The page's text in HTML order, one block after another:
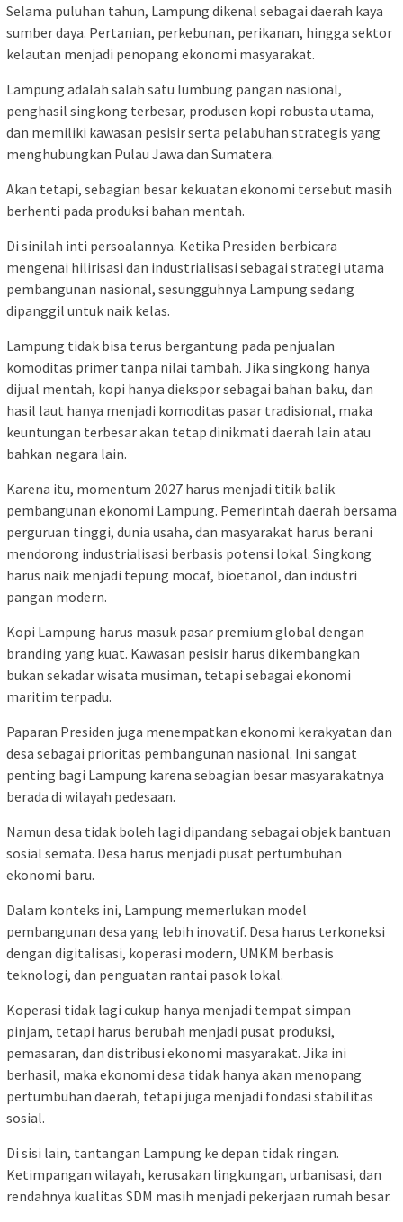
Selama puluhan tahun, Lampung dikenal sebagai daerah kaya
sumber daya. Pertanian, perkebunan, perikanan, hingga sektor
kelautan menjadi penopang ekonomi masyarakat.
Lampung adalah salah satu lumbung pangan nasional,
penghasil singkong terbesar, produsen kopi robusta utama,
dan memiliki kawasan pesisir serta pelabuhan strategis yang
menghubungkan Pulau Jawa dan Sumatera.
Akan tetapi, sebagian besar kekuatan ekonomi tersebut masih
berhenti pada produksi bahan mentah.
Di sinilah inti persoalannya. Ketika Presiden berbicara
mengenai hilirisasi dan industrialisasi sebagai strategi utama
pembangunan nasional, sesungguhnya Lampung sedang
dipanggil untuk naik kelas.
Lampung tidak bisa terus bergantung pada penjualan
komoditas primer tanpa nilai tambah. Jika singkong hanya
dijual mentah, kopi hanya diekspor sebagai bahan baku, dan
hasil laut hanya menjadi komoditas pasar tradisional, maka
keuntungan terbesar akan tetap dinikmati daerah lain atau
bahkan negara lain.
Karena itu, momentum 2027 harus menjadi titik balik
pembangunan ekonomi Lampung. Pemerintah daerah bersama
perguruan tinggi, dunia usaha, dan masyarakat harus berani
mendorong industrialisasi berbasis potensi lokal. Singkong
harus naik menjadi tepung mocaf, bioetanol, dan industri
pangan modern.
Kopi Lampung harus masuk pasar premium global dengan
branding yang kuat. Kawasan pesisir harus dikembangkan
bukan sekadar wisata musiman, tetapi sebagai ekonomi
maritim terpadu.
Paparan Presiden juga menempatkan ekonomi kerakyatan dan
desa sebagai prioritas pembangunan nasional. Ini sangat
penting bagi Lampung karena sebagian besar masyarakatnya
berada di wilayah pedesaan.
Namun desa tidak boleh lagi dipandang sebagai objek bantuan
sosial semata. Desa harus menjadi pusat pertumbuhan
ekonomi baru.
Dalam konteks ini, Lampung memerlukan model
pembangunan desa yang lebih inovatif. Desa harus terkoneksi
dengan digitalisasi, koperasi modern, UMKM berbasis
teknologi, dan penguatan rantai pasok lokal.
Koperasi tidak lagi cukup hanya menjadi tempat simpan
pinjam, tetapi harus berubah menjadi pusat produksi,
pemasaran, dan distribusi ekonomi masyarakat. Jika ini
berhasil, maka ekonomi desa tidak hanya akan menopang
pertumbuhan daerah, tetapi juga menjadi fondasi stabilitas
sosial.
Di sisi lain, tantangan Lampung ke depan tidak ringan.
Ketimpangan wilayah, kerusakan lingkungan, urbanisasi, dan
rendahnya kualitas SDM masih menjadi pekerjaan rumah besar.